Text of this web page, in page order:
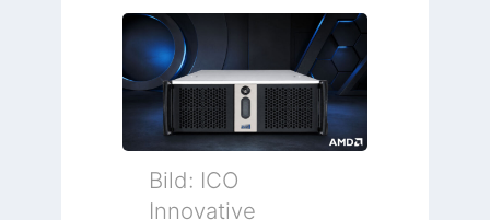
r
k
u
s
g
Bild: ICO
Innovative